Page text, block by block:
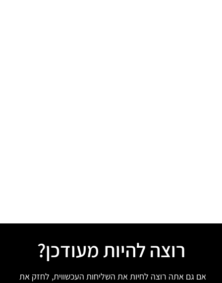
רוצה להיות מעודכן?
אם גם אתה רוצה לחיות את השליחות העכשווית, לחזק את